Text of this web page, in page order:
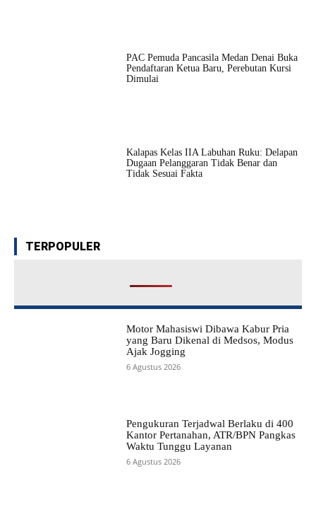
PAC Pemuda Pancasila Medan Denai Buka
Pendaftaran Ketua Baru, Perebutan Kursi
Dimulai
Kalapas Kelas IIA Labuhan Ruku: Delapan
Dugaan Pelanggaran Tidak Benar dan
Tidak Sesuai Fakta
TERPOPULER
Motor Mahasiswi Dibawa Kabur Pria
yang Baru Dikenal di Medsos, Modus
Ajak Jogging
6 Agustus 2026
Pengukuran Terjadwal Berlaku di 400
Kantor Pertanahan, ATR/BPN Pangkas
Waktu Tunggu Layanan
6 Agustus 2026